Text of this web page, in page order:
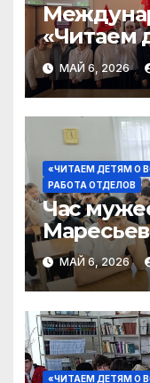
«Читаем
81
Победы
МАЙ 6, 2026
«ЧИТАЕМ ДЕТЯМ О
РАБОТА ОТДЕЛОВ
Час
рамках
детям о
МАЙ 6, 2026
«ЧИТАЕМ ДЕТЯМ О